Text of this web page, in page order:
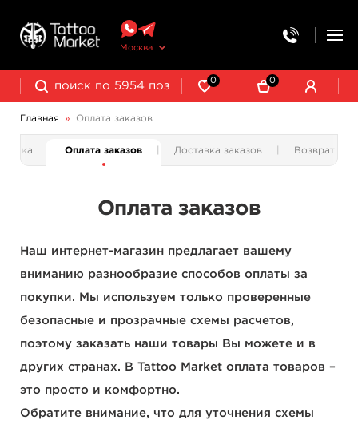
Москва
0 0
Главная » Оплата заказов
Оплата заказов Доставка заказов Возврат
Оплата заказов
Наш интернет-магазин предлагает вашему
вниманию разнообразие способов оплаты за
покупки. Мы используем только проверенные
безопасные и прозрачные схемы расчетов,
поэтому заказать наши товары Вы можете и в
других странах. В Tattoo Market оплата товаров –
это просто и комфортно.
Обратите внимание, что для уточнения схемы